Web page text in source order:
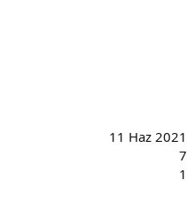
11 Haz 2021
7
1